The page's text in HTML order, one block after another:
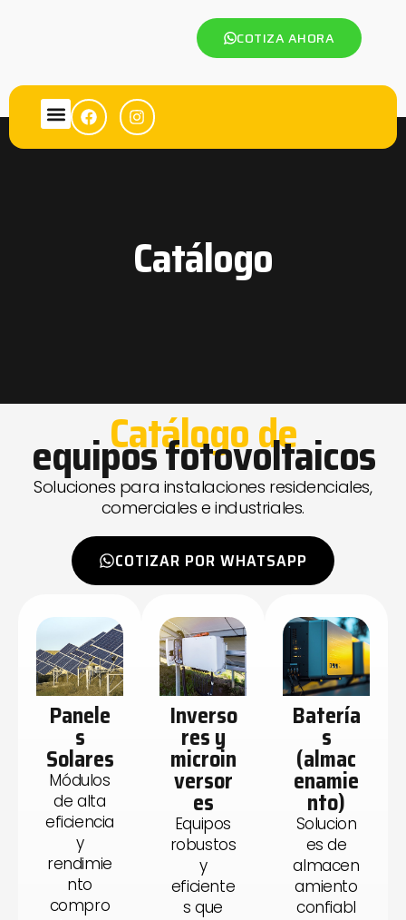
COTIZA AHORA
Catálogo
Catálogo de
equipos fotovoltaicos
Soluciones para instalaciones residenciales,
comerciales e industriales.
COTIZAR POR WHATSAPP
Panele
s
Solares
Módulos
de alta
eficiencia
y
rendimie
nto
compro
Inverso
res y
microin
versor
es
Equipos
robustos
y
eficiente
s que
Batería
s
(almac
enamie
nto)
Solucion
es de
almacen
amiento
confiabl